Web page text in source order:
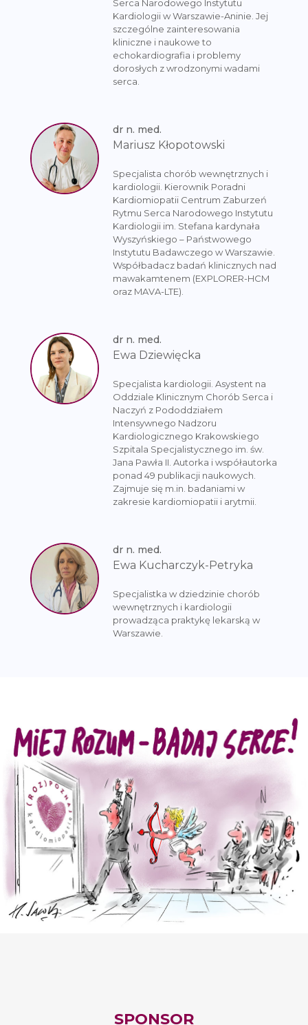
Serca Narodowego Instytutu
Kardiologii w Warszawie-Aninie. Jej
szczególne zainteresowania
kliniczne i naukowe to
echokardiografia i problemy
dorosłych z wrodzonymi wadami
serca.
dr n. med.
Mariusz Kłopotowski
Specjalista chorób wewnętrznych i
kardiologii. Kierownik Poradni
Kardiomiopatii Centrum Zaburzeń
Rytmu Serca Narodowego Instytutu
Kardiologii im. Stefana kardynała
Wyszyńskiego – Państwowego
Instytutu Badawczego w Warszawie.
Współbadacz badań klinicznych nad
mawakamtenem (EXPLORER-HCM
oraz MAVA-LTE).
dr n. med.
Ewa Dziewięcka
Specjalista kardiologii. Asystent na
Oddziale Klinicznym Chorób Serca i
Naczyń z Pododdziałem
Intensywnego Nadzoru
Kardiologicznego Krakowskiego
Szpitala Specjalistycznego im. św.
Jana Pawła II. Autorka i współautorka
ponad 49 publikacji naukowych.
Zajmuje się m.in. badaniami w
zakresie kardiomiopatii i arytmii.
dr n. med.
Ewa Kucharczyk-Petryka
Specjalistka w dziedzinie chorób
wewnętrznych i kardiologii
prowadząca praktykę lekarską w
Warszawie.
SPONSOR